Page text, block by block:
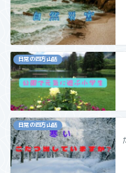
日常の四方山話
日常の四方山話